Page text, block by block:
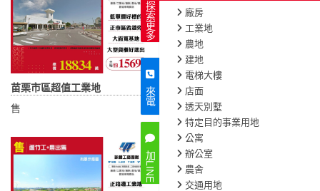
廠房
工業地
農地
建地
電梯大樓
店面
透天別墅
特定目的事業用地
公寓
辦公室
農舍
交通用地
探索更多
來電
加LINE
苗栗市區超值工業地
售
市中心雙店面工業地
售